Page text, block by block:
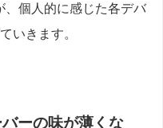
、個人的に感じた各デバ
いきます。
ーの味が薄くな